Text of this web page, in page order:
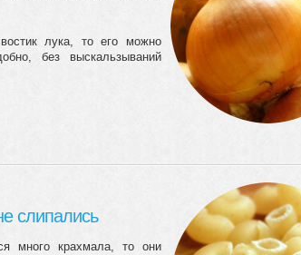
лука, то его можно
без выскальзываний
слипались
много крахмала, то они